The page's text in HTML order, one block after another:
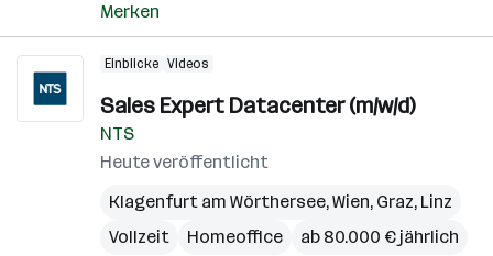
Merken
Einblicke Videos
Sales Expert Datacenter (m/w/d)
NTS
Heute veröffentlicht
Klagenfurt am Wörthersee,Wien, Graz, Linz
Vollzeit
Homeoffice ab 80.000 € jährlich